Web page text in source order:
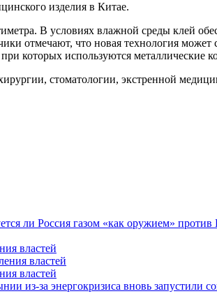
изделия в Китае.
В условиях влажной среды клей
отмечают, что новая технология
которых используются металлические
стоматологии, экстренной
властей
властей